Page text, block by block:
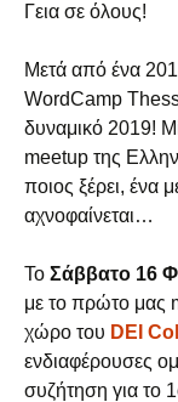
Γεια σε όλους!
Μετά από ένα
WordCamp
δυναμικό 2019!
meetup της
ποιος ξέρει, ένα
αχνοφαίνεται…
Το Σάββατο 16
με το πρώτο μας
χώρο του DEI
ενδιαφέρουσες
συζήτηση για το